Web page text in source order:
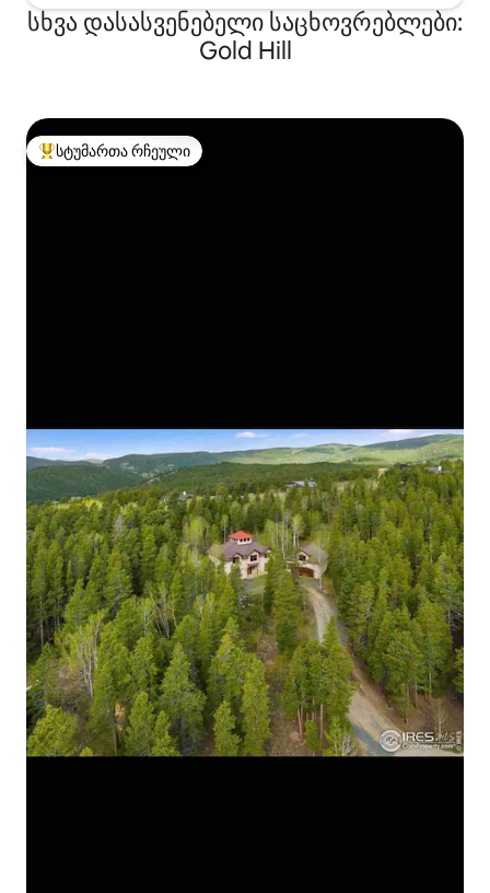
სხვა დასასვენებელი საცხოვრებლები:
Gold Hill
სტუმართა რჩეული მოწინავე ვარიანტი
სტუმართა რჩეული